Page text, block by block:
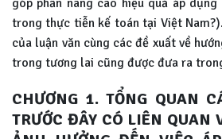
trong thực tiễn kế toán tại Việt
của luận văn cùng các đề xuất về
trong tương lai cũng được đưa ra
CHƯƠNG 1. TỔNG QUAN
TRƯỚC ĐÂY CÓ LIÊN QUAN